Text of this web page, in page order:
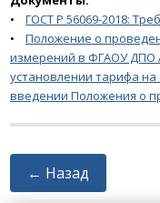
• ГОСТ Р 56069-2018:
• Положение о
измерений в ФГАОУ ДПО
установлении тарифа на
введении Положения о
← Назад